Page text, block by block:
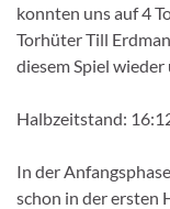
konnten uns auf 4
Torhüter Till
diesem Spiel
Halbzeitstand:
In der
schon in der ersten